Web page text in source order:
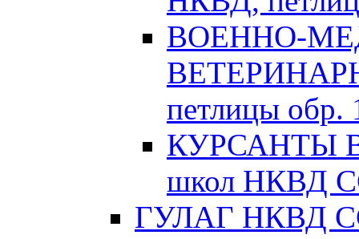
ВОЕННО-
петлицы обр.
КУРСАНТЫ
школ НКВД
ГУЛАГ НКВД